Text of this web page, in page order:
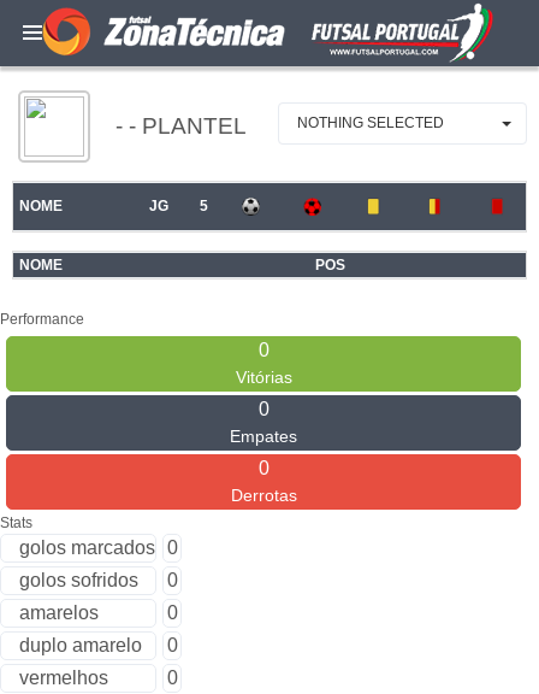
- - PLANTEL NOTHING SELECTED
NOME JG 5
NOME POS
Performance
0
Vitórias
0
Empates
0
Derrotas
Stats
golos marcados 0
golos sofridos
0
amarelos
0
duplo amarelo
0
vermelhos
0